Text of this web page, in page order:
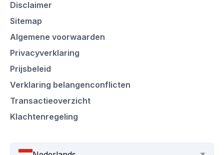
Disclaimer
Sitemap
Algemene voorwaarden
Privacyverklaring
Prijsbeleid
Verklaring belangenconflicten
Transactieoverzicht
Klachtenregeling